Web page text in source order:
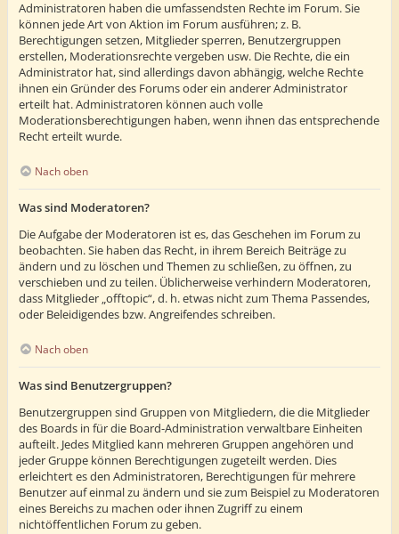
Administratoren haben die umfassendsten Rechte im Forum. Sie
können jede Art von Aktion im Forum ausführen; z. B.
Berechtigungen setzen, Mitglieder sperren, Benutzergruppen
erstellen, Moderationsrechte vergeben usw. Die Rechte, die ein
Administrator hat, sind allerdings davon abhängig, welche Rechte
ihnen ein Gründer des Forums oder ein anderer Administrator
erteilt hat. Administratoren können auch volle
Moderationsberechtigungen haben, wenn ihnen das entsprechende
Recht erteilt wurde.
Nach oben
Was sind Moderatoren?
Die Aufgabe der Moderatoren ist es, das Geschehen im Forum zu
beobachten. Sie haben das Recht, in ihrem Bereich Beiträge zu
ändern und zu löschen und Themen zu schließen, zu öffnen, zu
verschieben und zu teilen. Üblicherweise verhindern Moderatoren,
dass Mitglieder „offtopic“, d. h. etwas nicht zum Thema Passendes,
oder Beleidigendes bzw. Angreifendes schreiben.
Nach oben
Was sind Benutzergruppen?
Benutzergruppen sind Gruppen von Mitgliedern, die die Mitglieder
des Boards in für die Board-Administration verwaltbare Einheiten
aufteilt. Jedes Mitglied kann mehreren Gruppen angehören und
jeder Gruppe können Berechtigungen zugeteilt werden. Dies
erleichtert es den Administratoren, Berechtigungen für mehrere
Benutzer auf einmal zu ändern und sie zum Beispiel zu Moderatoren
eines Bereichs zu machen oder ihnen Zugriff zu einem
nichtöffentlichen Forum zu geben.